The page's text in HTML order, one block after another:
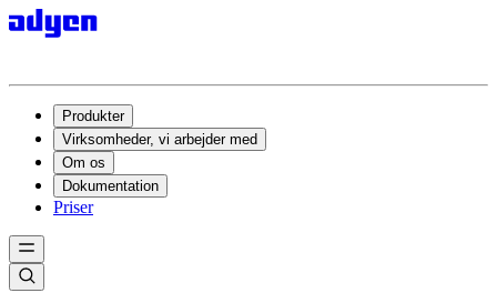
Produkter
Virksomheder, vi arbejder med
Om os
Dokumentation
Priser